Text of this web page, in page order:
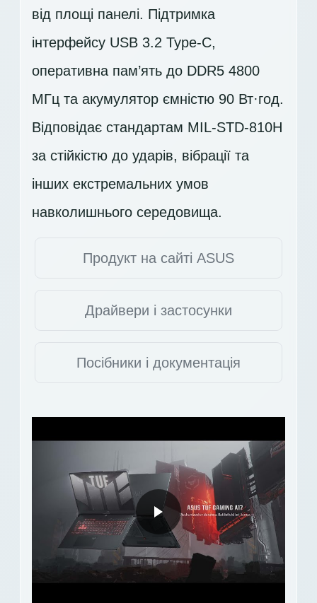
від площі панелі. Підтримка
інтерфейсу USB 3.2 Type-C,
оперативна пам’ять до DDR5 4800
МГц та акумулятор ємністю 90 Вт·год.
Відповідає стандартам MIL-STD-810H
за стійкістю до ударів, вібрації та
інших екстремальних умов
навколишнього середовища.
Продукт на сайті ASUS
Драйвери і застосунки
Посібники і документація